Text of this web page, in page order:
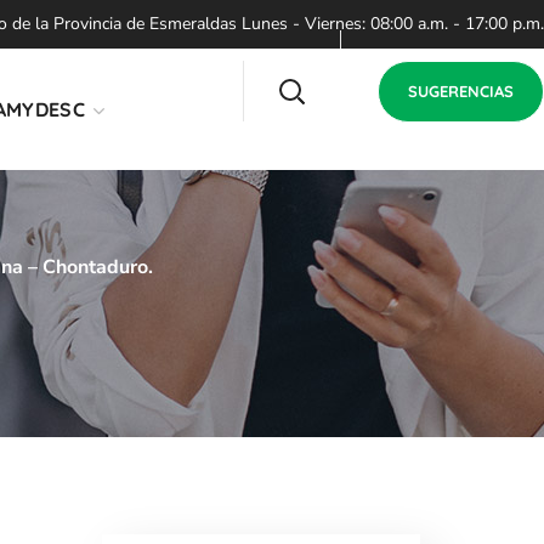
la Provincia de Esmeraldas Lunes - Viernes: 08:00 a.m. - 17:00 p.m.
SUGERENCIAS
– Chontaduro.